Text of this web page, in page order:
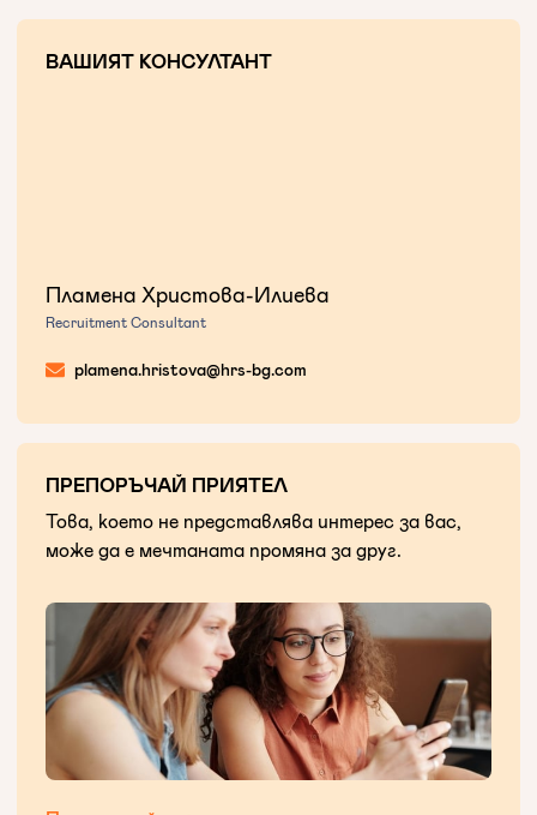
ВАШИЯТ КОНСУЛТАНТ
Пламена Христова-Илиева
Recruitment Consultant
plamena.hristova@hrs-bg.com
ПРЕПОРЪЧАЙ ПРИЯТЕЛ
Това, което не представлява интерес за вас,
може да е мечтаната промяна за друг.